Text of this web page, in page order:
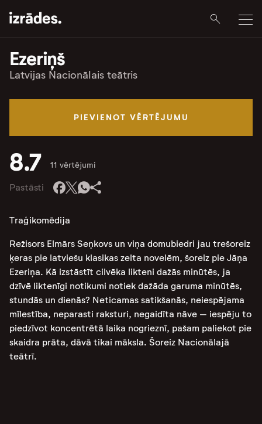
Ezeriņš
Latvijas Nacionālais teātris
PIEVIENOT VĒRTĒJUMU
8.7 11 vērtējumi
Pastāsti
Traģikomēdija
Režisors Elmārs Seņkovs un viņa domubiedri jau trešoreiz
ķeras pie latviešu klasikas zelta novelēm, šoreiz pie Jāņa
Ezeriņa. Kā izstāstīt cilvēka likteni dažās minūtēs, ja
dzīvē liktenīgi notikumi notiek dažāda garuma minūtēs,
stundās un dienās? Neticamas satikšanās, neiespējama
mīlestība, neparasti raksturi, negaidīta nāve – iespēju to
piedzīvot koncentrētā laika nogrieznī, pašam paliekot pie
skaidra prāta, dāvā tikai māksla. Šoreiz Nacionālajā
teātrī.